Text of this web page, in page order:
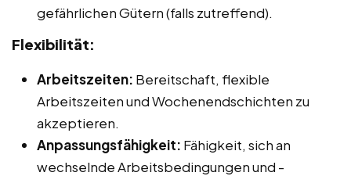
gefährlichen Gütern (falls zutreffend).
Flexibilität:
Arbeitszeiten: Bereitschaft, flexible
Arbeitszeiten und Wochenendschichten zu
akzeptieren.
Anpassungsfähigkeit: Fähigkeit, sich an
wechselnde Arbeitsbedingungen und -